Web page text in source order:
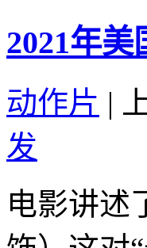
2021年
动作片 |
发
电影讲述